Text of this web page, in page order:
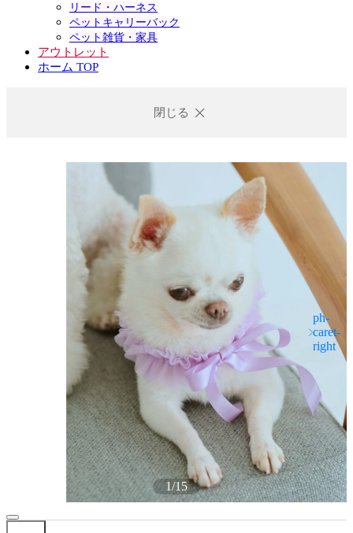
リード・ハーネス
ペットキャリーバック
ペット雑貨・家具
アウトレット
ホーム TOP
閉じる
1/15